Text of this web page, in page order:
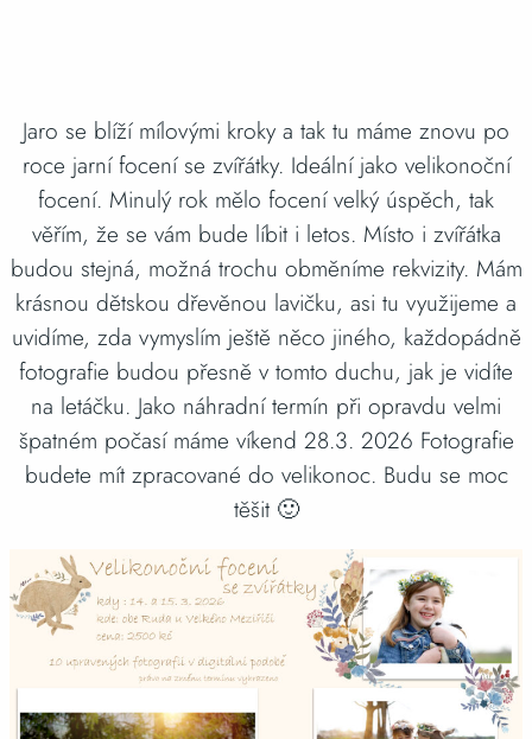
Jaro se blíží mílovými kroky a tak tu máme znovu po
roce jarní focení se zvířátky. Ideální jako velikonoční
focení. Minulý rok mělo focení velký úspěch, tak
věřím, že se vám bude líbit i letos. Místo i zvířátka
budou stejná, možná trochu obměníme rekvizity. Mám
krásnou dětskou dřevěnou lavičku, asi tu využijeme a
uvidíme, zda vymyslím ještě něco jiného, každopádně
fotografie budou přesně v tomto duchu, jak je vidíte
na letáčku. Jako náhradní termín při opravdu velmi
špatném počasí máme víkend 28.3. 2026 Fotografie
budete mít zpracované do velikonoc. Budu se moc
těšit 🙂